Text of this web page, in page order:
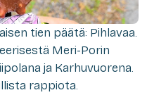
tien päätä: Pihlavaa.
Meri-Porin
ja Karhuvuorena.
rappiota.